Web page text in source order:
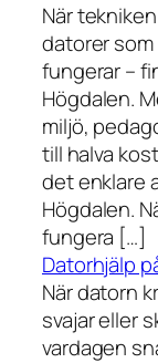
När
datorer
fungerar –
Högdalen.
miljö,
till halva
det enklare
Högdalen.
fungera […]
Datorhjälp
När datorn
svajar eller
vardagen